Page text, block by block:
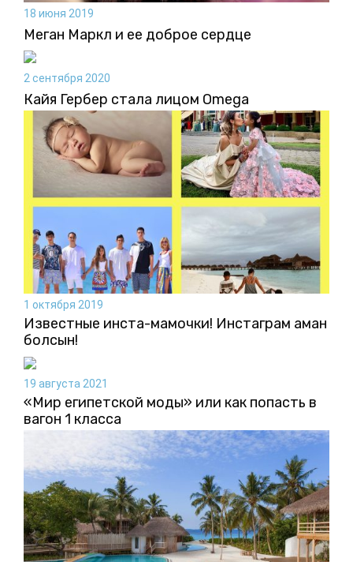
18 июня 2019
Меган Маркл и ее доброе сердце
2 сентября 2020
Кайя Гербер стала лицом Omega
1 октября 2019
Известные инста-мамочки! Инстаграм аман
болсын!
19 августа 2021
«Мир египетской моды» или как попасть в
вагон 1 класса